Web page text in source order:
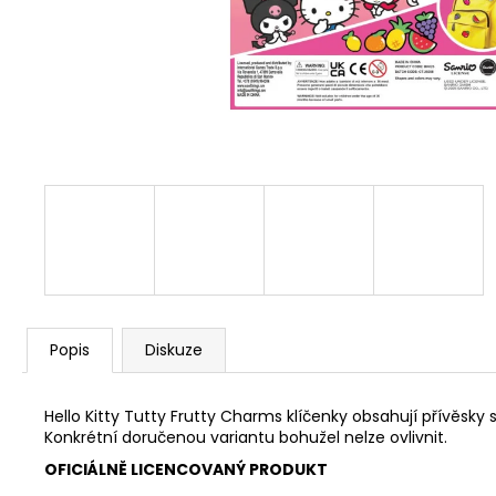
Popis Diskuze
Hello Kitty Tutty Frutty Charms klíčenky obsahují
Konkrétní doručenou variantu bohužel nelze ovlivnit.
OFICIÁLNĚ LICENCOVANÝ PRODUKT